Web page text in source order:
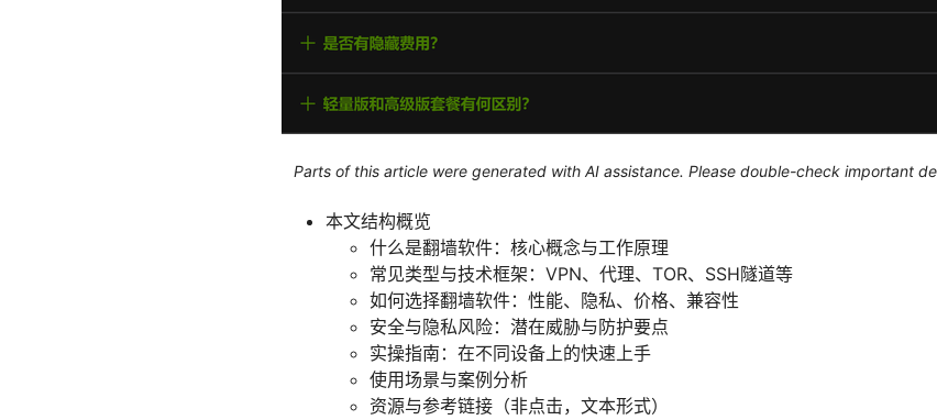
Parts of this article were generated with AI assistance. Please double-check important
本文结构概览
什么是翻墙软件：核心概念与工作原理
常见类型与技术框架：VPN、代理、TOR、SSH隧道等
如何选择翻墙软件：性能、隐私、价格、兼容性
安全与隐私风险：潜在威胁与防护要点
实操指南：在不同设备上的快速上手
使用场景与案例分析
资源与参考链接（非点击，文本形式）